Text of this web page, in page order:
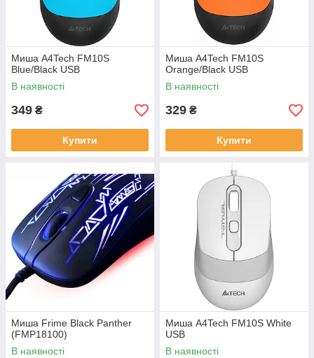
Миша A4Tech FM10S
Blue/Black USB
В наявності
349 ₴
Купити
Миша A4Tech FM10S
Orange/Black USB
В наявності
329 ₴
Купити
Миша Frime Black Panther
(FMP18100)
В наявності
Миша A4Tech FM10S White
USB
В наявності